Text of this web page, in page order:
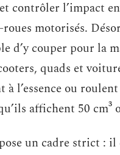
et contrôler l’impact
roues motorisés.
d’y couper pour la
quads et
à l’essence ou
affichent 50 cm³
un cadre strict :